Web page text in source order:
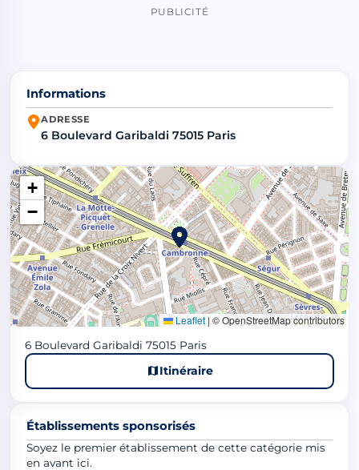
PUBLICITÉ
Informations
ADRESSE
6 Boulevard Garibaldi 75015 Paris
+
−
Leaflet | © OpenStreetMap contributors
6 Boulevard Garibaldi 75015 Paris
Itinéraire
Établissements sponsorisés
Soyez le premier établissement de cette catégorie mis
en avant ici.